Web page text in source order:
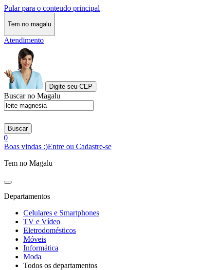
Pular para o conteudo principal
Tem no magalu
Atendimento
Digite seu CEP
Buscar no Magalu
Buscar
0
Boas vindas :)Entre ou Cadastre-se
Tem no Magalu
Departamentos
Celulares e Smartphones
TV e Vídeo
Eletrodomésticos
Móveis
Informática
Moda
Todos os departamentos